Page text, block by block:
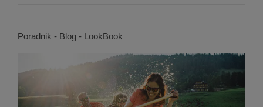
Poradnik - Blog - LookBook